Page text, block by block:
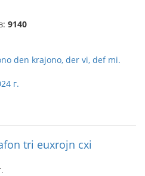
9140
den krajono, der vi, def mi.
г.
tri euxrojn cxi